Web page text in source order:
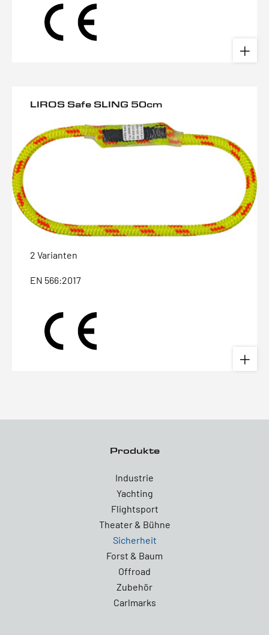
LIROS Safe SLING 50cm
2 Varianten
EN 566:2017
Produkte
Industrie
Yachting
Flightsport
Theater & Bühne
Sicherheit
Forst & Baum
Offroad
Zubehör
Carlmarks